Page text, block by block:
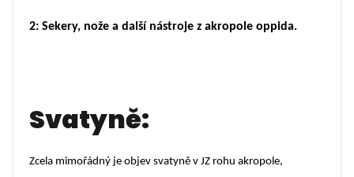
2: Sekery, nože a další nástroje z akropole oppida.
Svatyně:
Zcela mimořádný je objev svatyně v JZ rohu akropole,